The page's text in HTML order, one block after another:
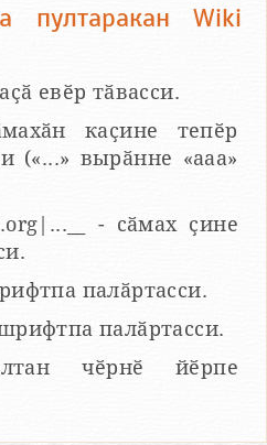
пултаракан Wiki
евӗр тӑвасси.
каҫине тепӗр
(«...» вырӑнне «ааа»
- сӑмах ҫине
палӑртасси.
палӑртасси.
чӗрнӗ йӗрпе